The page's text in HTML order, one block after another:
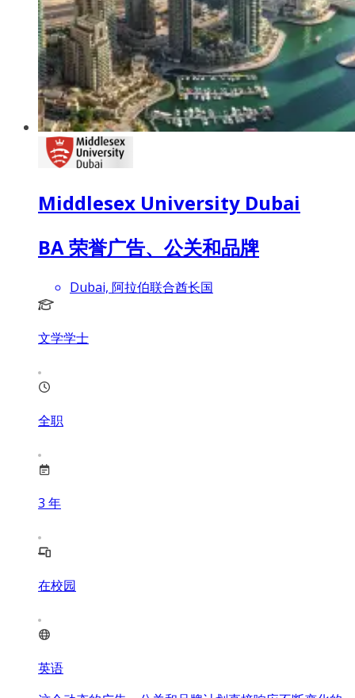
Middlesex University Dubai
BA 荣誉广告、公关和品牌
Dubai, 阿拉伯联合酋长国
文学学士
全职
3 年
在校园
英语